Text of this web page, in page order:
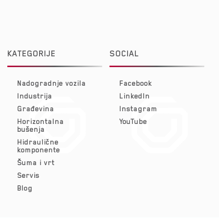
KATEGORIJE
Nadogradnje vozila
Industrija
Građevina
Horizontalna
bušenja
Hidraulične
komponente
Šuma i vrt
Servis
Blog
SOCIAL
Facebook
LinkedIn
Instagram
YouTube